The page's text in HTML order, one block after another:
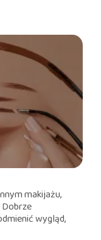
makijażu,
wygląd,